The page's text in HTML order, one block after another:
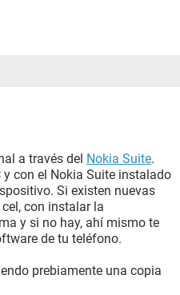
a través del Nokia Suite.
con el Nokia Suite instalado
Si existen nuevas
con instalar la
y si no hay, ahí mismo te
de tu teléfono.
prebiamente una copia